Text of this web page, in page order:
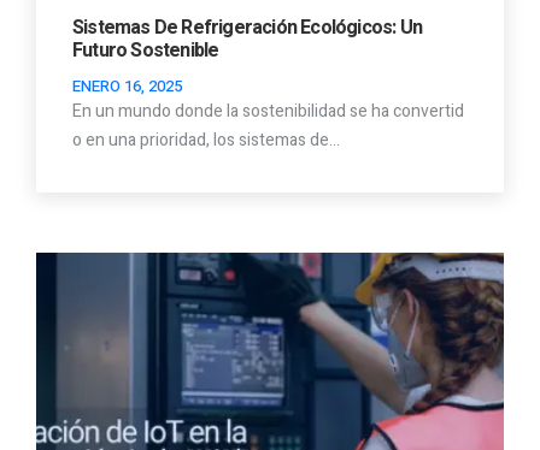
Sistemas De Refrigeración Ecológicos: Un
Futuro Sostenible
ENERO 16, 2025
En un mundo donde la sostenibilidad se ha convertid
o en una prioridad, los sistemas de…